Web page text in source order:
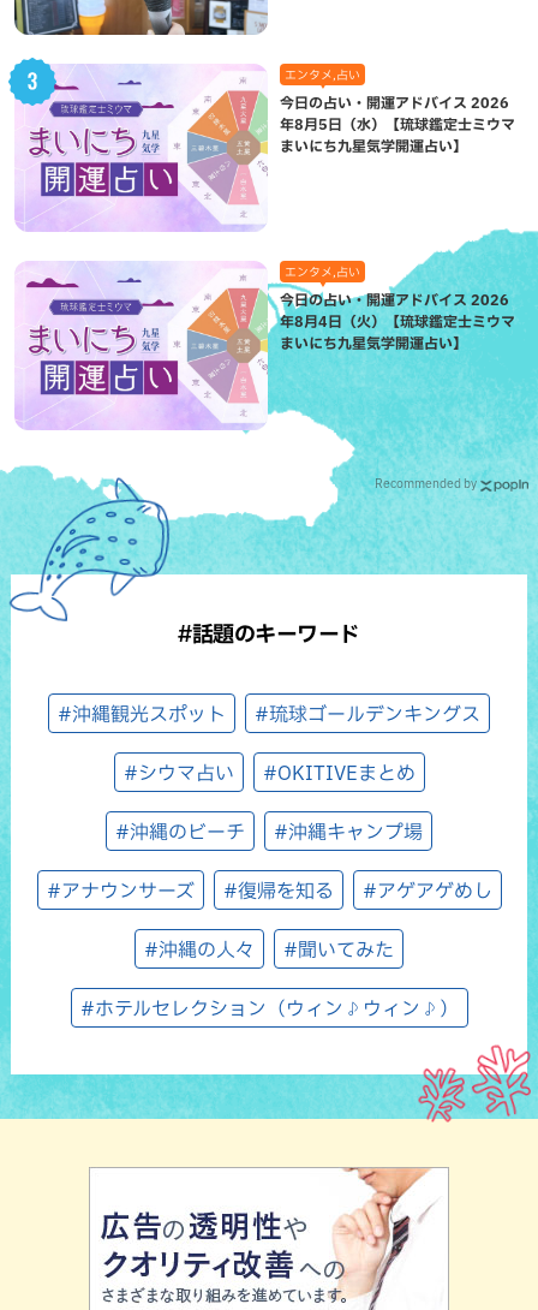
エンタメ,占い
今日の占い・開運アドバイス 2026
年8月5日（水）【琉球鑑定士ミウマ
まいにち九星気学開運占い】
エンタメ,占い
今日の占い・開運アドバイス 2026
年8月4日（火）【琉球鑑定士ミウマ
まいにち九星気学開運占い】
Recommended by
#話題のキーワード
#沖縄観光スポット #琉球ゴールデンキングス
#シウマ占い #OKITIVEまとめ
#沖縄のビーチ #沖縄キャンプ場
#アナウンサーズ #復帰を知る #アゲアゲめし
#沖縄の人々 #聞いてみた
#ホテルセレクション（ウィン♪ウィン♪）